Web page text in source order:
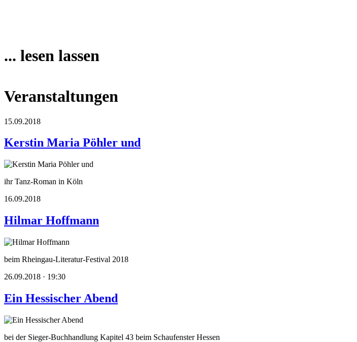
... lesen lassen
Veranstaltungen
15.09.2018
Kerstin Maria Pöhler und
ihr Tanz-Roman in Köln
16.09.2018
Hilmar Hoffmann
beim Rheingau-Literatur-Festival 2018
26.09.2018 · 19:30
Ein Hessischer Abend
bei der Sieger-Buchhandlung Kapitel 43 beim Schaufenster Hessen